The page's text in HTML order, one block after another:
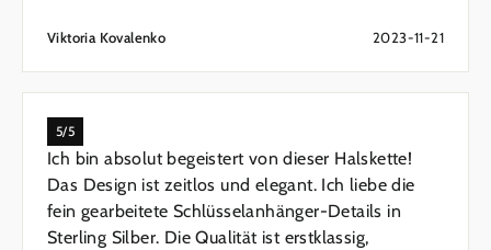
Viktoria Kovalenko 2023-11-21
5/5
Ich bin absolut begeistert von dieser Halskette!
Das Design ist zeitlos und elegant. Ich liebe die
fein gearbeitete Schlüsselanhänger-Details in
Sterling Silber. Die Qualität ist erstklassig,